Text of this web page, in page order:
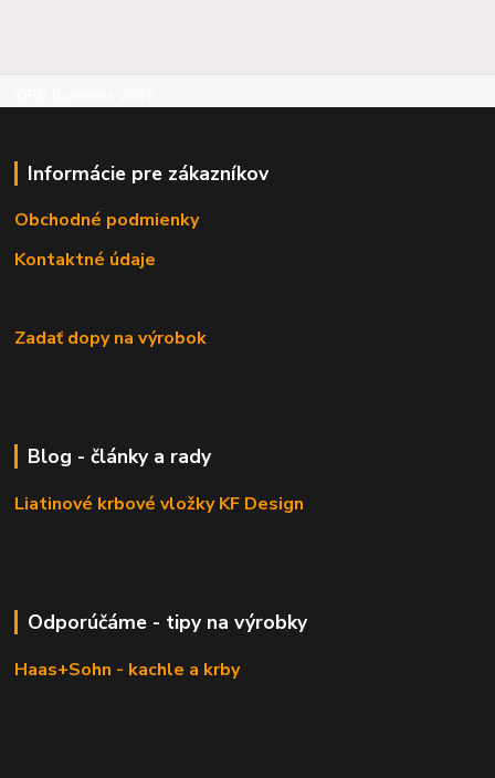
Informácie pre zákazníkov
Obchodné podmienky
Kontaktné údaje
Zadať dopy na výrobok
Blog - články a rady
Liatinové krbové vložky KF Design
Odporúčáme - tipy na výrobky
Haas+Sohn - kachle a krby